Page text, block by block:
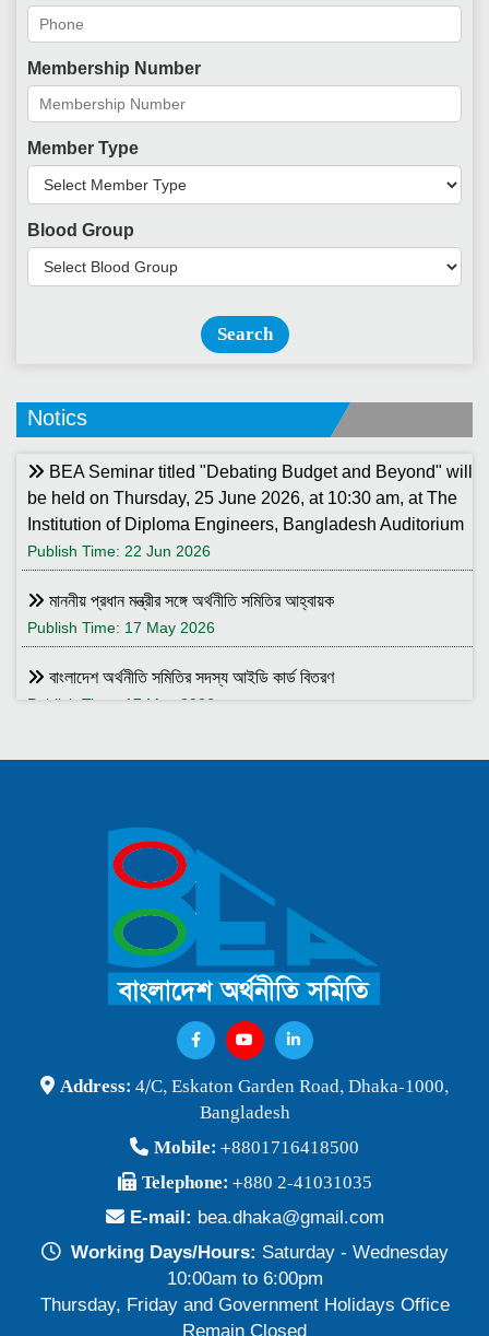
Membership Number
Member Type
Blood Group
Search
Notics
BEA Seminar titled "Debating Budget and Beyond" will
be held on Thursday, 25 June 2026, at 10:30 am, at The
Institution of Diploma Engineers, Bangladesh Auditorium
Publish Time: 22 Jun 2026
মাননীয় প্রধান মন্ত্রীর সঙ্গে অর্থনীতি সমিতির আহ্বায়ক
Publish Time: 17 May 2026
বাংলাদেশ অর্থনীতি সমিতির সদস্য আইডি কার্ড বিতরণ
Publish Time: 17 May 2026
Publish Time: 25 Jan 2026
বাংলাদেশ অর্থনীতি সমিতি ও জগন্নাথ বিশ্ববিদ্যালয় যৌথ আয়োজনে
লোকবক্তৃা ২১ জানুয়ারি ২০২৬
Publish Time: 16 Jan 2026
বেগম খালেদা জিয়ার মৃত্যুতে বাংলাদেশ অর্থনীতি সমিতি গভীরভাবে শোকাহত
BEA Seminar 2025 "Debating Budget and Beyond" 21
June 2025, at 10:00 am, at the CIRDAP Auditorium
Publish Time: 16 Jun 2025
Publish Time: 19 May 2024
প্রাথমিক প্রার্থী তালিকা বাংলাদেশ অর্থনীতি সমিতি নির্বাচন-২০২৪
Publish Time: 17 May 2024
বাংলাদেশ অর্থনীতি সমিতির সদস্যপদ নবায়ন ও নতুন সদস্য অন্তর্ভুক্তি প্রসঙ্গে
Address: 4/C, Eskaton Garden Road, Dhaka-1000,
Bangladesh
Mobile: +8801716418500
Telephone: +880 2-41031035
E-mail: bea.dhaka@gmail.com
Working Days/Hours: Saturday - Wednesday
10:00am to 6:00pm
Thursday, Friday and Government Holidays Office
Remain Closed